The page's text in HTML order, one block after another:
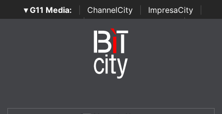
▾ G11 Media: ChannelCity ImpresaCity
SecurityOpenLab | Italian Channel Awards | Italian
Italian Security Awards